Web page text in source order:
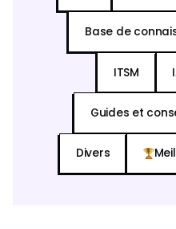
Base de
ITSM
Guides et
Divers